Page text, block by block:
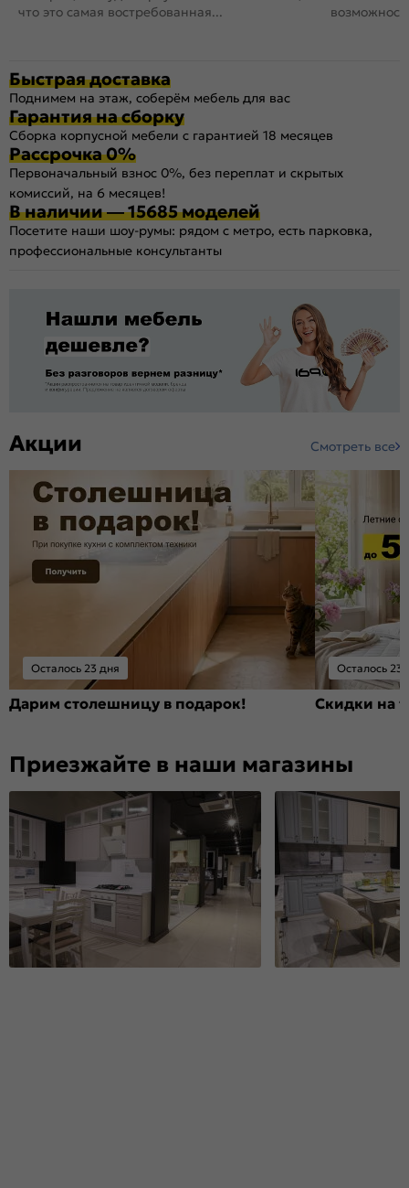
что это самая востребованная...
Быстрая доставка
Поднимем на этаж, соберём мебель для вас
Гарантия на сборку
Сборка корпусной мебели с гарантией 18 месяцев
Рассрочка 0%
Первоначальный взнос 0%, без переплат и скрытых
комиссий, на 6 месяцев!
В наличии — 15685 моделей
Посетите наши шоу-румы: рядом с метро, есть парковка,
профессиональные консультанты
Акции Смотреть все
Осталось 23 дня
Дарим столешницу в подарок!
Осталось 23
Скидки на
Приезжайте в наши магазины